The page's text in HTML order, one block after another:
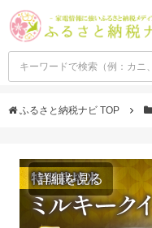
ふるさと納税ナビ TOP
詳細を見る